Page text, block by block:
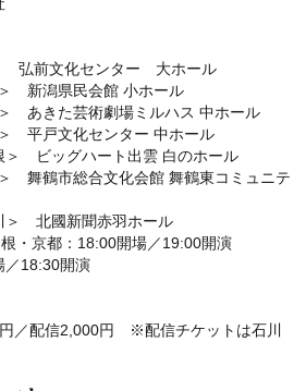
弘前文化センター 大ホール
新潟県民会館 小ホール
あきた芸術劇場ミルハス 中ホール
平戸文化センター 中ホール
＞ ビッグハート出雲 白のホール
舞鶴市総合文化会館 舞鶴東コミュニテ
＞ 北國新聞赤羽ホール
・京都：18:00開場／19:00開演
18:30開演
／配信2,000円 ※配信チケットは石川